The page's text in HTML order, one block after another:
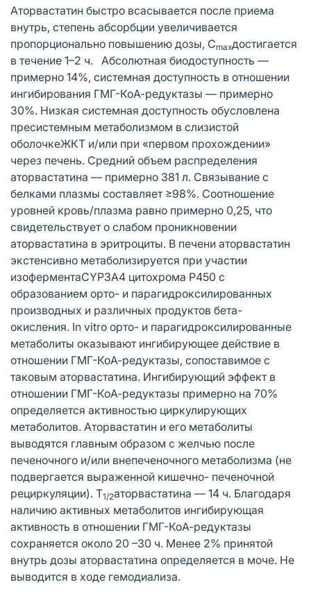
Аторвастатин быстро всасывается после приема
внутрь, степень абсорбции увеличивается
пропорционально повышению дозы, Cmaxдостигается
в течение 1–2 ч. Абсолютная биодоступность —
примерно 14%, системная доступность в отношении
ингибирования ГМГ-КоА-редуктазы — примерно
30%. Низкая системная доступность обусловлена
пресистемным метаболизмом в слизистой
оболочкеЖКТ и/или при «первом прохождении»
через печень. Средний объем распределения
аторвастатина — примерно 381 л. Связывание с
белками плазмы составляет ≥98%. Соотношение
уровней кровь/плазма равно примерно 0,25, что
свидетельствует о слабом проникновении
аторвастатина в эритроциты. В печени аторвастатин
экстенсивно метаболизируется при участии
изоферментаCYP3А4 цитохрома P450 с
образованием орто- и парагидроксилированных
производных и различных продуктов бета-
окисления. In vitro орто- и парагидроксилированные
метаболиты оказывают ингибирующее действие в
отношении ГМГ-КоА-редуктазы, сопоставимое с
таковым аторвастатина. Ингибирующий эффект в
отношении ГМГ-КоА-редуктазы примерно на 70%
определяется активностью циркулирующих
метаболитов. Аторвастатин и его метаболиты
выводятся главным образом с желчью после
печеночного и/или внепеченочного метаболизма (не
подвергается выраженной кишечно- печеночной
рециркуляции). Т1/2аторвастатина — 14 ч. Благодаря
наличию активных метаболитов ингибирующая
активность в отношении ГМГ-КоА-редуктазы
сохраняется около 20 –30 ч. Менее 2% принятой
внутрь дозы аторвастатина определяется в моче. Не
выводится в ходе гемодиализа.